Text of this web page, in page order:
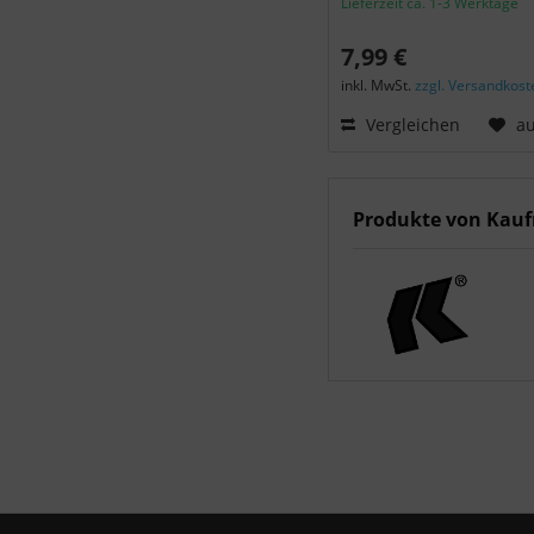
7,99 €
inkl. MwSt.zzgl.
Vergleichen
Produkte von